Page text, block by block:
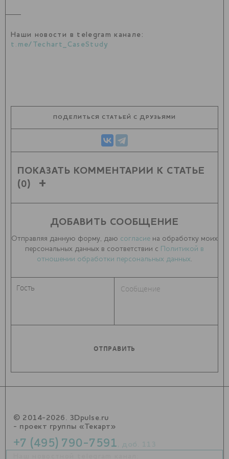
Наши новости в telegram канале:
t.me/Techart_CaseStudy
ПОДЕЛИТЬСЯ СТАТЬЕЙ С ДРУЗЬЯМИ
ПОКАЗАТЬ КОММЕНТАРИИ К СТАТЬЕ
(0)
ДОБАВИТЬ СООБЩЕНИЕ
Отправляя данную форму, даю согласие на обработку моих
персональных данных в соответствии с
Политикой в
отношении обработки персональных данных.
© 2014-2026. 3Dpulse.ru
- проект группы «Текарт»
+7 (495) 790-7591